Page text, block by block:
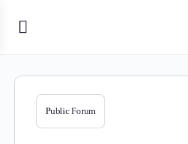
Public Forum